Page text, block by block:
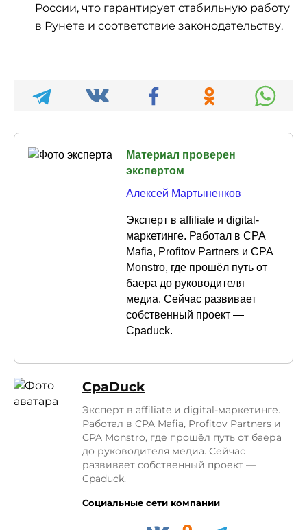
России, что гарантирует стабильную работу
в Рунете и соответствие законодательству.
Материал проверен
экспертом
Алексей Мартыненков
Эксперт в affiliate и digital-
маркетинге. Работал в CPA
Mafia, Profitov Partners и CPA
Monstro, где прошёл путь от
баера до руководителя
медиа. Сейчас развивает
собственный проект —
Cpaduck.
СpaDuck
Эксперт в affiliate и digital-маркетинге.
Работал в CPA Mafia, Profitov Partners и
CPA Monstro, где прошёл путь от баера
до руководителя медиа. Сейчас
развивает собственный проект —
Cpaduck.
Социальные сети компании